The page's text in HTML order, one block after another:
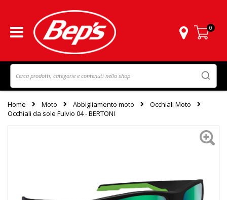
Carrello
0
Home Moto Abbigliamento moto
Occhiali Moto
Occhiali da sole Fulvio 04 - BERTONI